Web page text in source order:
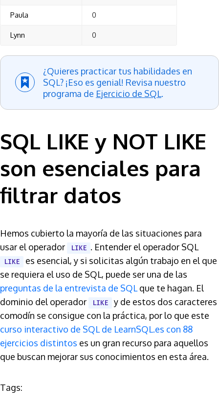
Paula 0
Lynn 0
¿Quieres practicar tus habilidades en
SQL? ¡Eso es genial! Revisa nuestro
programa de Ejercicio de SQL.
SQL LIKE y NOT LIKE
son esenciales para
filtrar datos
Hemos cubierto la mayoría de las situaciones para
usar el operador
LIKE . Entender el operador SQL
LIKE
es esencial, y si solicitas algún trabajo en el que
se requiera el uso de SQL, puede ser una de las
preguntas de la entrevista de SQL que te hagan. El
dominio del operador
LIKE
y de estos dos caracteres
comodín se consigue con la práctica, por lo que este
curso interactivo de SQL de LearnSQL.es con 88
ejercicios distintos es un gran recurso para aquellos
que buscan mejorar sus conocimientos en esta área.
Tags: